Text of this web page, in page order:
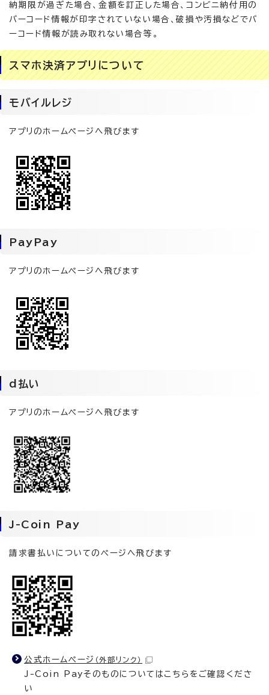
納期限が過ぎた場合、金額を訂正した場合、コンビニ納付用の
バーコード情報が印字されていない場合、破損や汚損などでバ
ーコード情報が読み取れない場合等。
スマホ決済アプリについて
モバイルレジ
アプリのホームページへ飛びます
PayPay
アプリのホームページへ飛びます
d払い
アプリのホームページへ飛びます
J-Coin Pay
請求書払いについてのページへ飛びます
公式ホームページ （外部リンク）
J-Coin Payそのものについてはこちらをご確認くださ
い